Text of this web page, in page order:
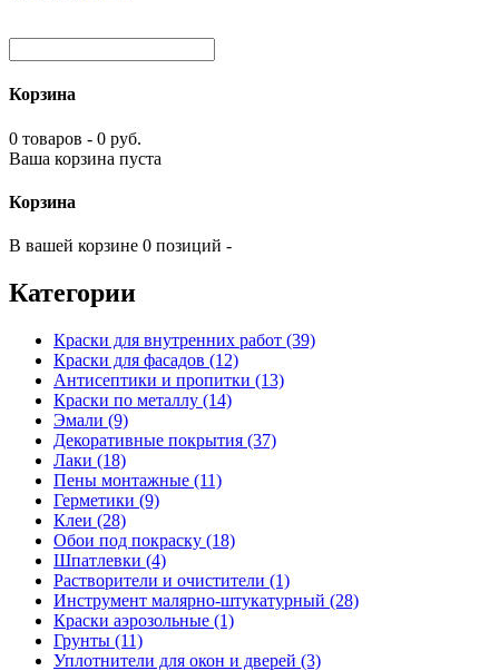
Корзина
0 товаров - 0 руб.
Ваша корзина пуста
Корзина
В вашей корзине 0 позиций -
Категории
Краски для внутренних работ (39)
Краски для фасадов (12)
Антисептики и пропитки (13)
Краски по металлу (14)
Эмали (9)
Декоративные покрытия (37)
Лаки (18)
Пены монтажные (11)
Герметики (9)
Клеи (28)
Обои под покраску (18)
Шпатлевки (4)
Растворители и очистители (1)
Инструмент малярно-штукатурный (28)
Краски аэрозольные (1)
Грунты (11)
Уплотнители для окон и дверей (3)